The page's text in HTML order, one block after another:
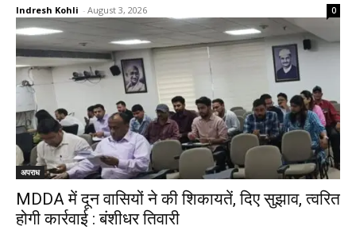
Indresh Kohli - August 3, 2026 0
अपराध
MDDA में दून वासियों ने की शिकायतें, दिए सुझाव, त्वरित
होगी कार्रवाई : बंशीधर तिवारी